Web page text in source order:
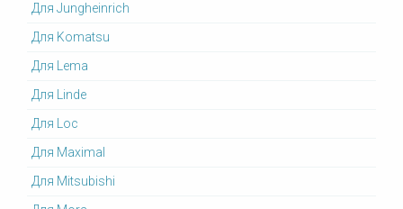
Для Jungheinrich
Для Komatsu
Для Lema
Для Linde
Для Loc
Для Maximal
Для Mitsubishi